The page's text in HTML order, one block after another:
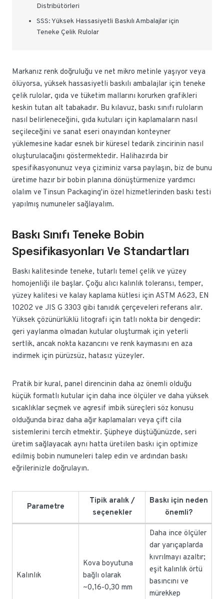
Distribütörleri
SSS: Yüksek Hassasiyetli Baskılı Ambalajlar için
Teneke Çelik Rulolar
Markanız renk doğruluğu ve net mikro metinle yaşıyor veya
ölüyorsa, yüksek hassasiyetli baskılı ambalajlar için teneke
çelik rulolar, gıda ve tüketim mallarını korurken grafikleri
keskin tutan alt tabakadır. Bu kılavuz, baskı sınıfı ruloların
nasıl belirleneceğini, gıda kutuları için kaplamaların nasıl
seçileceğini ve sanat eseri onayından konteyner
yüklemesine kadar esnek bir küresel tedarik zincirinin nasıl
oluşturulacağını göstermektedir. Halihazırda bir
spesifikasyonunuz veya çiziminiz varsa paylaşın, biz de bunu
üretime hazır bir bobin planına dönüştürmenize yardımcı
olalım ve Tinsun Packaging'in özel hizmetlerinden baskı testi
yapılmış numuneler sağlayalım.
Baskı Sınıfı Teneke Bobin
Spesifikasyonları Ve Standartları
Baskı kalitesinde teneke, tutarlı temel çelik ve yüzey
homojenliği ile başlar. Çoğu alıcı kalınlık toleransı, temper,
yüzey kalitesi ve kalay kaplama kütlesi için ASTM A623, EN
10202 ve JIS G 3303 gibi tanıdık çerçeveleri referans alır.
Yüksek çözünürlüklü litografi için tatlı nokta bir dengedir:
geri yaylanma olmadan kutular oluşturmak için yeterli
sertlik, ancak nokta kazancını ve renk kaymasını en aza
indirmek için pürüzsüz, hatasız yüzeyler.
Pratik bir kural, panel direncinin daha az önemli olduğu
küçük formatlı kutular için daha ince ölçüler ve daha yüksek
sıcaklıklar seçmek ve agresif imbik süreçleri söz konusu
olduğunda biraz daha ağır kaplamaları veya çift cila
sistemlerini tercih etmektir. Şüpheye düştüğünüzde, seri
üretim sağlayacak aynı hatta üretilen baskı için optimize
edilmiş bobin numuneleri talep edin ve ardından baskı
eğrilerinizle doğrulayın.
Parametre
Tipik aralık /
seçenekler
Baskı için neden
önemli?
Kalınlık
Kova boyutuna
bağlı olarak
~0,16-0,30 mm
Daha ince ölçüler
dar yarıçaplarda
kıvrılmayı azaltır;
eşit kalınlık örtü
basıncını ve
mürekkep